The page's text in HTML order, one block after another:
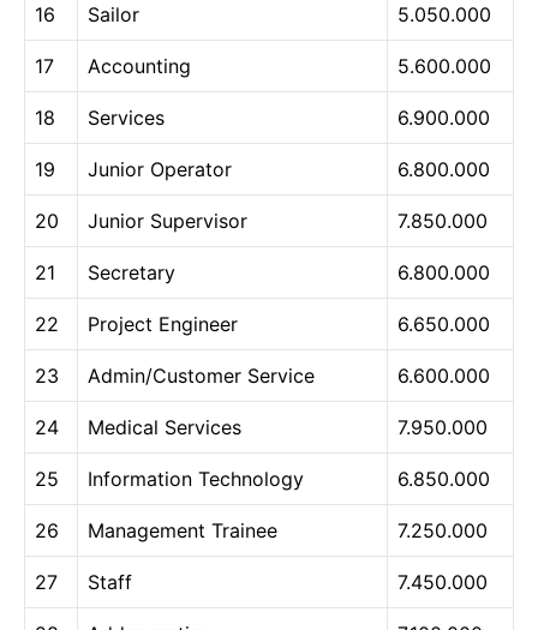
16 Sailor 5.050.000
17 Accounting 5.600.000
18 Services 6.900.000
19 Junior Operator 6.800.000
20 Junior Supervisor 7.850.000
21 Secretary 6.800.000
22 Project Engineer 6.650.000
23 Admin/Customer Service 6.600.000
24 Medical Services 7.950.000
25 Information Technology 6.850.000
26 Management Trainee 7.250.000
27 Staff 7.450.000